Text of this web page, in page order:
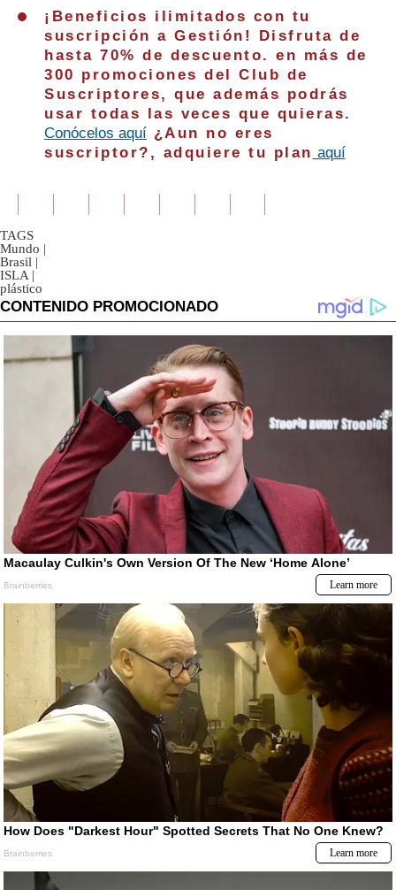
¡Beneficios ilimitados con tu
suscripción a Gestión! Disfruta de
hasta 70% de descuento. en más de
300 promociones del Club de
Suscriptores, que además podrás
usar todas las veces que quieras.
Conócelos aquí ¿Aun no eres
suscriptor?, adquiere tu plan aquí
TAGS
Mundo |
Brasil |
ISLA |
plástico